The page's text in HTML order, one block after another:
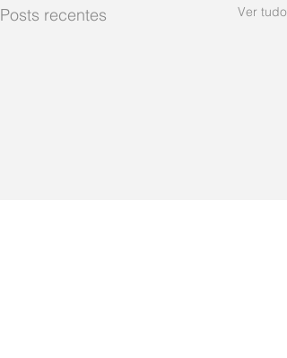
Posts recentes Ver tudo